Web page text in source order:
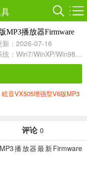
MP3播放器Firmware
新：2026-07-16
系统：Win7/WinXP/Win98/Win8/Win10兼容软件
眩音VX505增强型V6版MP3
评论 0
播放器最新Firmware